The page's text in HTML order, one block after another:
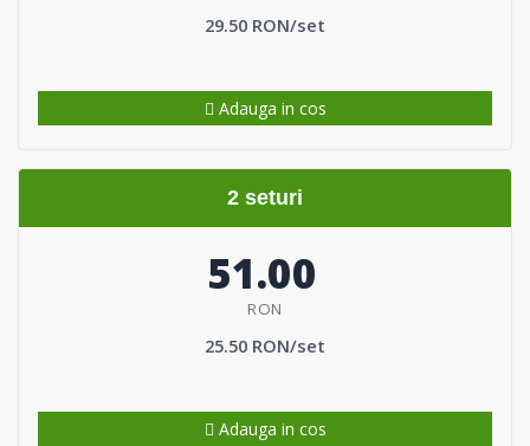
29.50 RON/set
Adauga in cos
2 seturi
51.00
RON
25.50 RON/set
Adauga in cos